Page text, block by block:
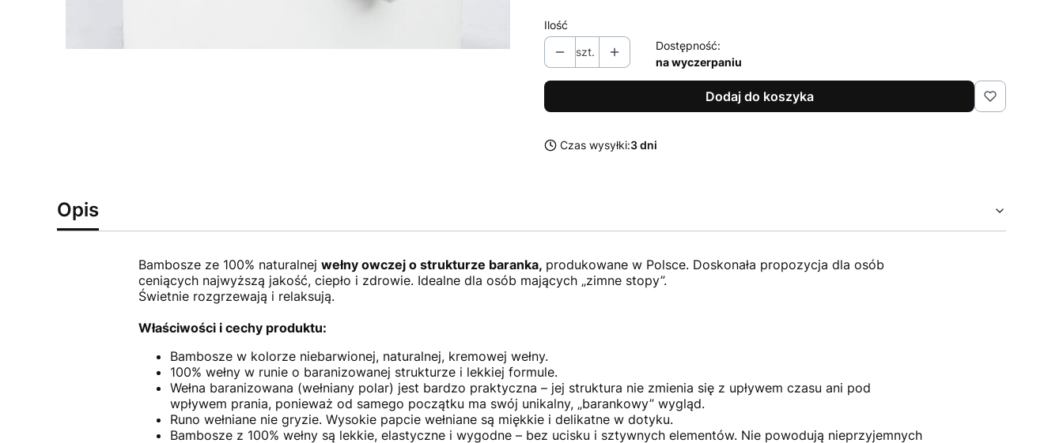
Ilość
szt.
Dostępność:
na wyczerpaniu
Dodaj do koszyka
Czas wysyłki:3 dni
Opis
Bambosze ze 100% naturalnej wełny owczej o strukturze baranka, produkowane w Polsce. Doskonała propozycja dla osób
ceniących najwyższą jakość, ciepło i zdrowie. Idealne dla osób mających „zimne stopy”.
Świetnie rozgrzewają i relaksują.
Właściwości i cechy produktu:
Bambosze w kolorze niebarwionej, naturalnej, kremowej wełny.
100% wełny w runie o baranizowanej strukturze i lekkiej formule.
Wełna baranizowana (wełniany polar) jest bardzo praktyczna – jej struktura nie zmienia się z upływem czasu ani pod
wpływem prania, ponieważ od samego początku ma swój unikalny, „barankowy” wygląd.
Runo wełniane nie gryzie. Wysokie papcie wełniane są miękkie i delikatne w dotyku.
Bambosze z 100% wełny są lekkie, elastyczne i wygodne – bez ucisku i sztywnych elementów. Nie powodują nieprzyjemnych